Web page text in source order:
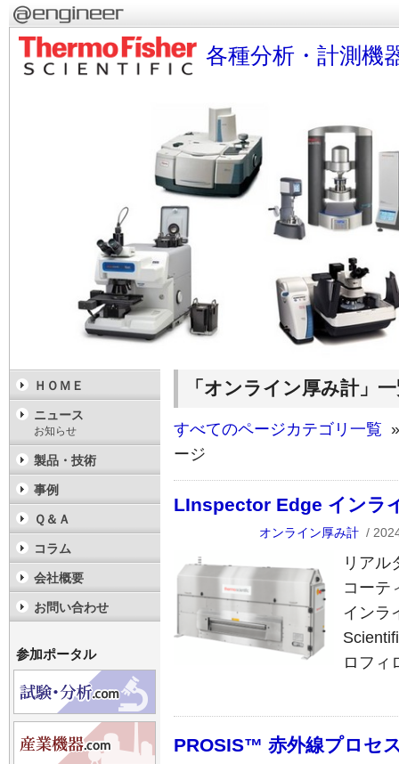
各種分析・計測機
「オンライン厚み計」
すべてのページカテゴリ一覧
ージ
LInspector Edge インラ
オンライン厚み計 /
リアル
コーテ
インラ
ロフィ
PROSIS™ 赤外線プロセ
ＨＯＭＥ
ニュース
お知らせ
製品・技術
事例
Ｑ＆Ａ
コラム
会社概要
お問い合わせ
参加ポータル